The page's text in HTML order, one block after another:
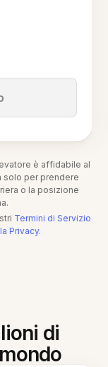
è affidabile al
solo per prendere
o la posizione
Termini di Servizio
Privacy.
di